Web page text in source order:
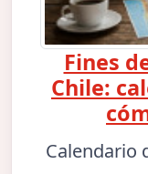
Fines
Chile:
Calendario